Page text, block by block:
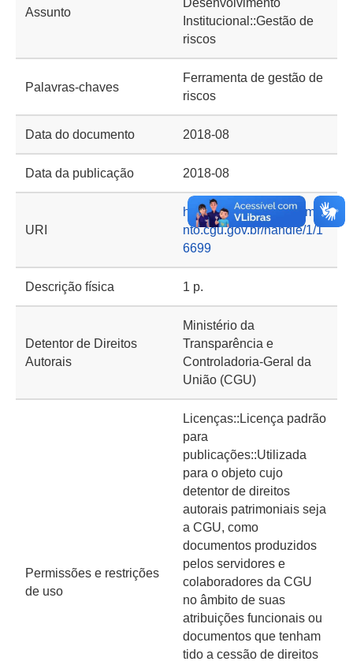
Assunto
Desenvolvimento
Institucional::Gestão de
riscos
Palavras-chaves
Ferramenta de gestão de
riscos
Data do documento 2018-08
Data da publicação 2018-08
URI
https://basedeconhecime
nto.cgu.gov.br/handle/1/1
6699
Descrição física 1 p.
Detentor de Direitos
Autorais
Ministério da
Transparência e
Controladoria-Geral da
União (CGU)
Permissões e restrições
de uso
Licenças::Licença padrão
para
publicações::Utilizada
para o objeto cujo
detentor de direitos
autorais patrimoniais seja
a CGU, como
documentos produzidos
pelos servidores e
colaboradores da CGU
no âmbito de suas
atribuições funcionais ou
documentos que tenham
tido a cessão de direitos